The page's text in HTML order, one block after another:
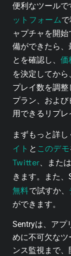
便利なツールで
ットフォーム
ャプチャを開
備ができたら、
とを確認し、 価
を決定してから
プレイ数を調
プラン、およ
用できるリプレ
まずもっと詳
イト と このデモ
Twitter 、また
きます。また、
無料で試すか、
ができます。
Sentryは、アプ
めに不可欠な
ンス監視まで